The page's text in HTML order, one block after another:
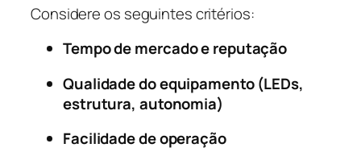
Considere os seguintes critérios:
Tempo de mercado e reputação
Qualidade do equipamento (LEDs,
estrutura, autonomia)
Facilidade de operação